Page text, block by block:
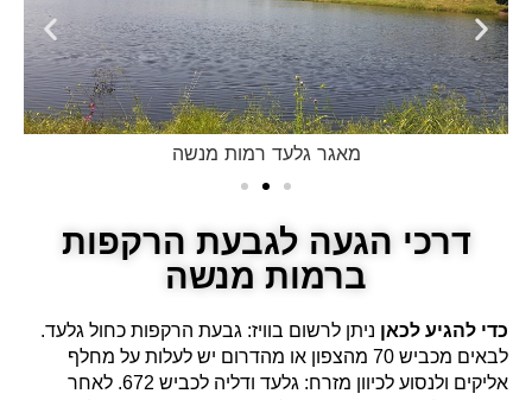
מאגר גלעד רמות מנשה
דרכי הגעה לגבעת הרקפות
ברמות מנשה
כדי להגיע לכאן ניתן לרשום בוויז: גבעת הרקפות כחול גלעד.
לבאים מכביש 70 מהצפון או מהדרום יש לעלות על מחלף
אליקים ולנסוע לכיוון מזרח: גלעד ודליה לכביש 672. לאחר